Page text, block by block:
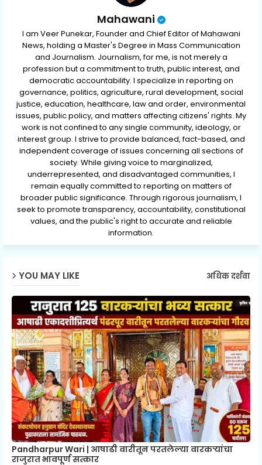
Mahawani
I am Veer Punekar, Founder and Chief Editor of Mahawani
News, holding a Master's Degree in Mass Communication
and Journalism. Journalism, for me, is not merely a
profession but a commitment to truth, public interest, and
democratic accountability. I specialize in reporting on
governance, politics, agriculture, rural development, social
justice, education, healthcare, law and order, environmental
issues, public policy, and matters affecting citizens' rights. My
work is not confined to any single community, ideology, or
interest group. I strive to provide balanced, fact-based, and
independent coverage of issues concerning all sections of
society. While giving voice to marginalized,
underrepresented, and disadvantaged communities, I
remain equally committed to reporting on matters of
broader public significance. Through rigorous journalism, I
seek to promote transparency, accountability, constitutional
values, and the public's right to accurate and reliable
information.
YOU MAY LIKE अधिक दर्शवा
Pandharpur Wari | आषाढी वारीतून परतलेल्या वारकऱ्यांचा
राजुरात भावपूर्ण सत्कार